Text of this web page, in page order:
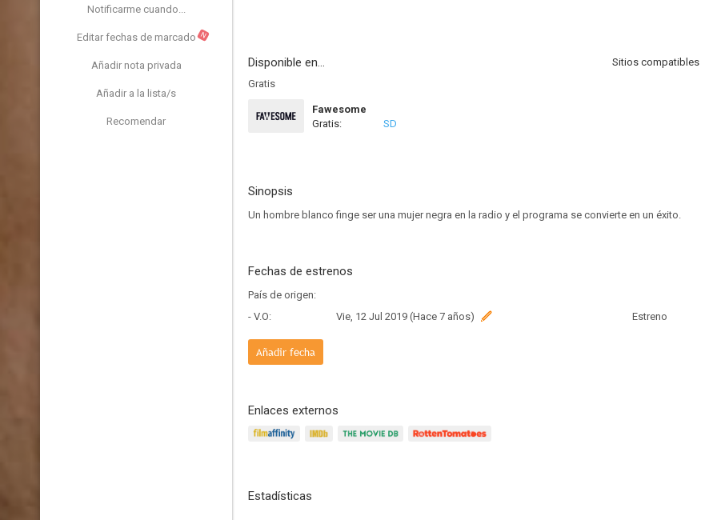
Notificarme cuando...
Editar fechas de marcado N
Añadir nota privada
Añadir a la lista/s
Recomendar
Disponible en...
Sitios compatibles
Gratis
Fawesome
Gratis:
SD
Sinopsis
Un hombre blanco finge ser una mujer negra en la radio y el programa se convierte en un éxito.
Fechas de estrenos
País de origen:
- V.O:
Vie, 12 Jul 2019 (Hace 7 años) Estreno
Añadir fecha
Enlaces externos
Estadísticas